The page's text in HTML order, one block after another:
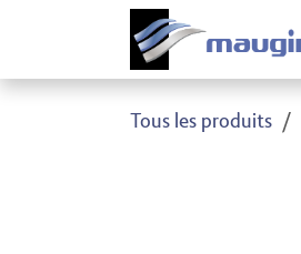
Se rendre au contenu
Tous les produits